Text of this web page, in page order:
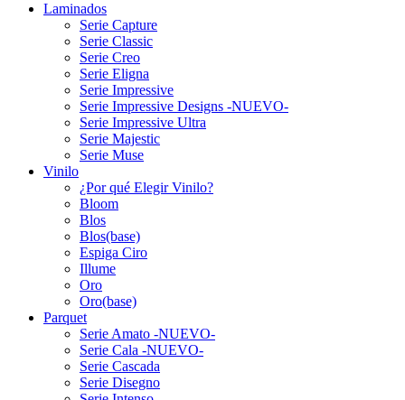
Laminados
Serie Capture
Serie Classic
Serie Creo
Serie Eligna
Serie Impressive
Serie Impressive Designs -NUEVO-
Serie Impressive Ultra
Serie Majestic
Serie Muse
Vinilo
¿Por qué Elegir Vinilo?
Bloom
Blos
Blos(base)
Espiga Ciro
Illume
Oro
Oro(base)
Parquet
Serie Amato -NUEVO-
Serie Cala -NUEVO-
Serie Cascada
Serie Disegno